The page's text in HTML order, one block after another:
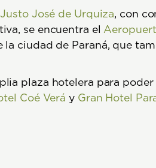
José de Urquiza, con
se encuentra el
ciudad de Paraná, que
plaza hotelera para
Coé Verá y Gran Hotel